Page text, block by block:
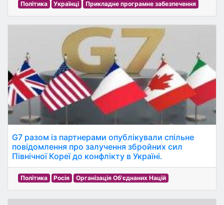
Політика Українці Прикладне програмне забезпечення
G7 разом із партнерами опублікували спільне
повідомлення про залучення збройних сил
Північної Кореї до конфлікту в Україні.
Політика Росія Організація Об'єднаних Націй